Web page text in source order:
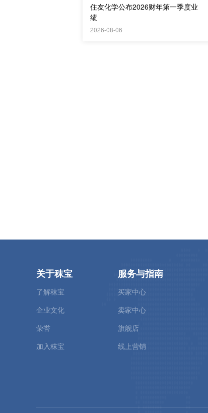
住友化学公布2026财年第一季度业
绩
2026-08-06
关于秣宝
了解秣宝
企业文化
荣誉
加入秣宝
服务与指南
买家中心
卖家中心
旗舰店
线上营销